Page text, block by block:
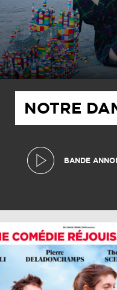
PRATIQUE
ÉDUCATION AUX
NOTRE
BANDE